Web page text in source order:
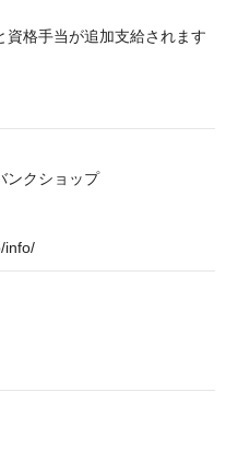
格手当が追加支給されます
ンクショップ
info/